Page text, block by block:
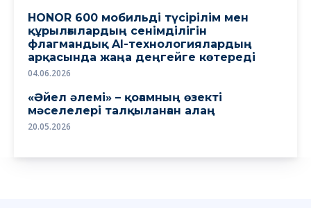
HONOR 600 мобильді түсірілім мен
құрылғылардың сенімділігін
флагмандық AI-технологиялардың
арқасында жаңа деңгейге көтереді
04.06.2026
«Әйел әлемі» – қоғамның өзекті
мәселелері талқыланған алаң
20.05.2026